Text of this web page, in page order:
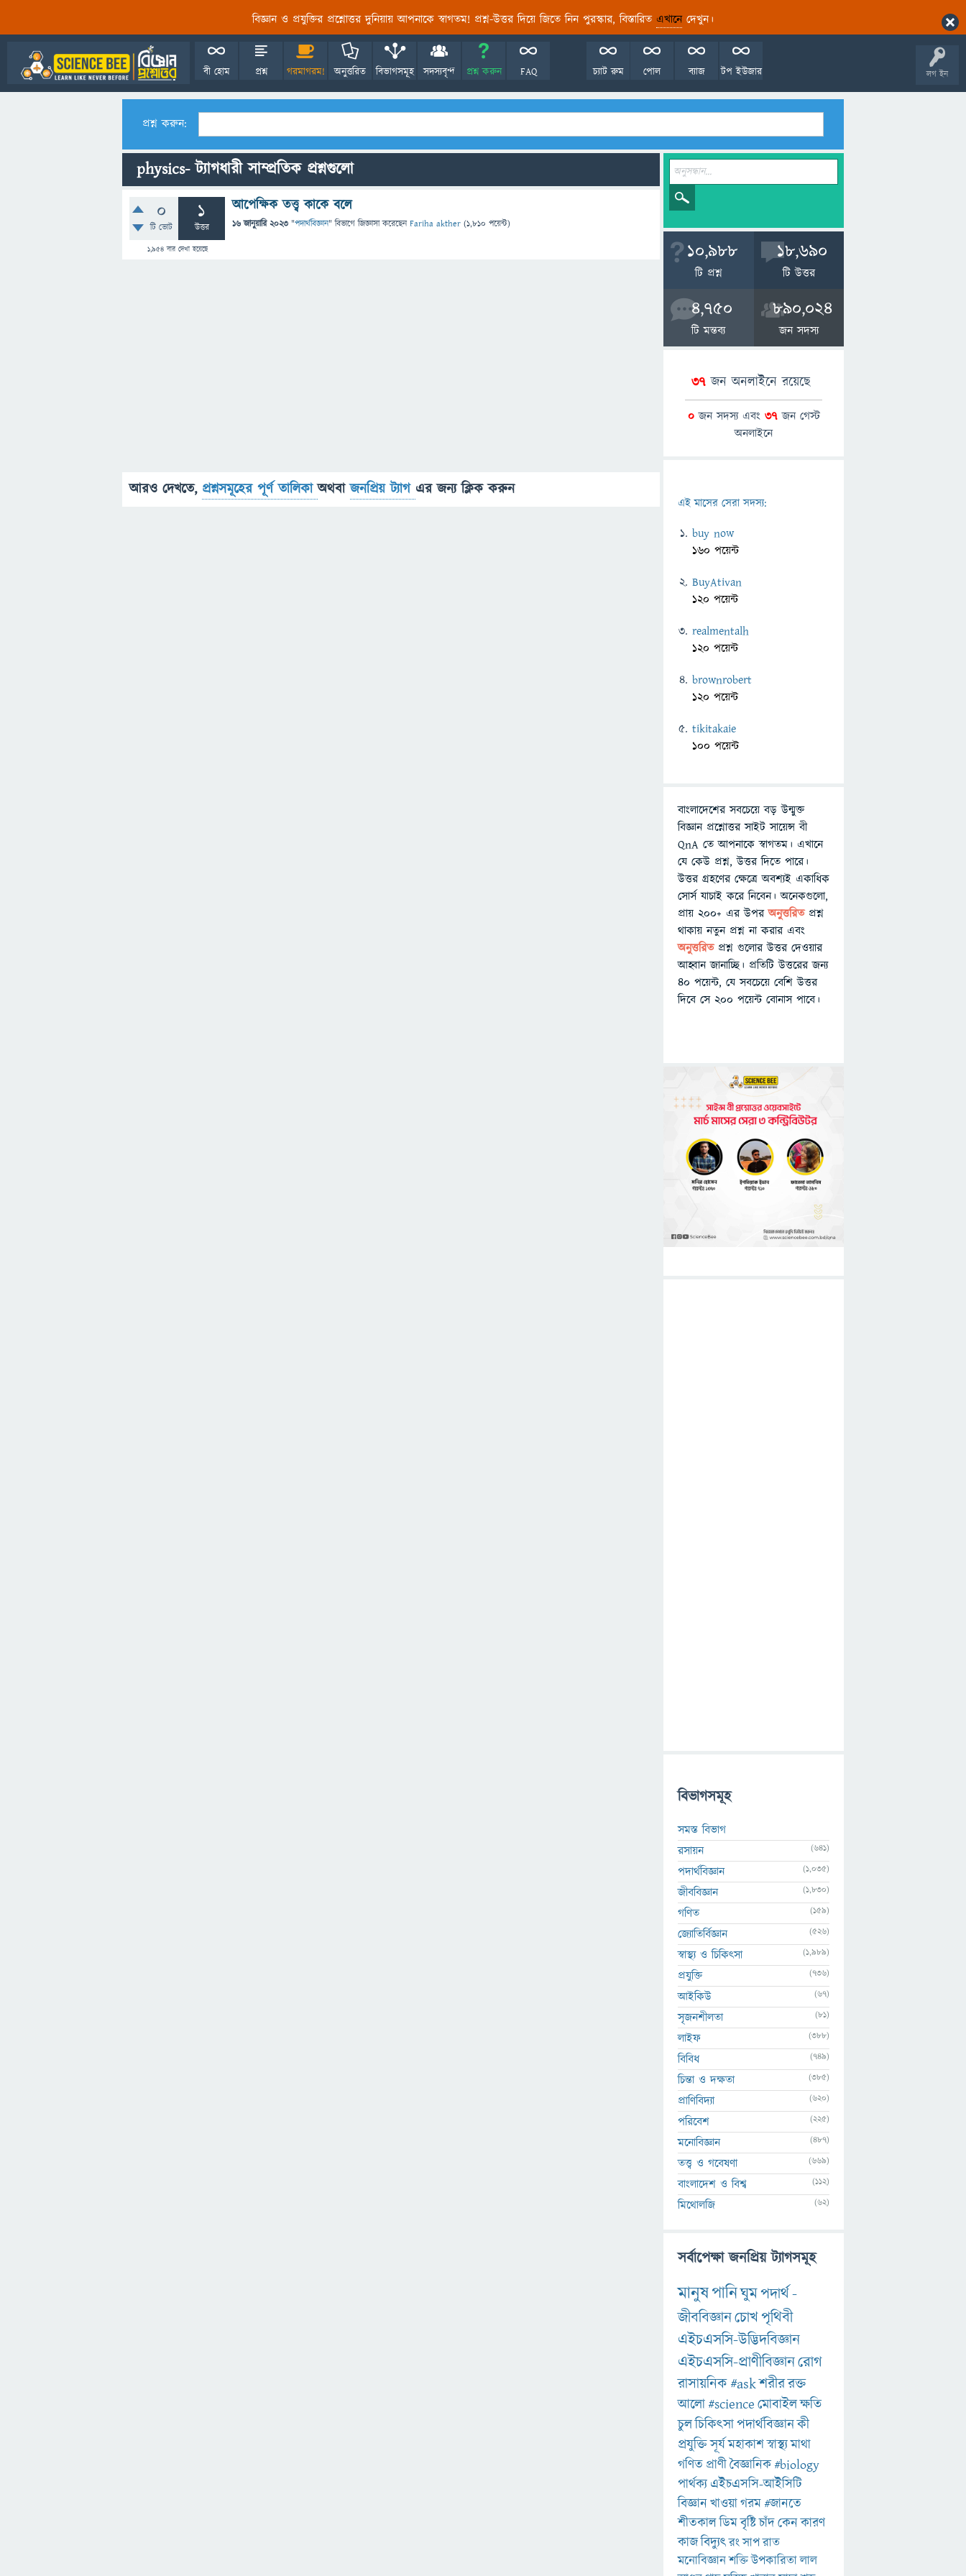
বিজ্ঞান ও প্রযুক্তির প্রশ্নোত্তর দুনিয়ায় আপনাকে স্বাগতম! প্রশ্ন-উত্তর দিয়ে জিতে নিন পুরস্কার, বিস্তারিত এখানেদেখুন।
লগ ইন
বী হোম প্রশ্ন গরমাগরম! অনুত্তরিত বিভাগসমূহ সদস্যবৃন্দ প্রশ্ন করুন FAQ টপ ইউজার
ব্যাজ
পোল
চ্যাট রুম
প্রশ্ন করুন:
physics- ট্যাগধারী সাম্প্রতিক প্রশ্নগুলো
0
টি ভোট
1
উত্তর
1,954বার দেখা হয়েছে
আপেক্ষিক তত্ত্ব কাকে বলে
16 জানুয়ারি 2023 "পদার্থবিজ্ঞান" বিভাগে জিজ্ঞাসাকরেছেনFariha akther (1,810 পয়েন্ট)
আরও দেখতে, প্রশ্নসমূহের পূর্ণ তালিকাঅথবাজনপ্রিয় ট্যাগ এর জন্য ক্লিক করুন
10,988
টি প্রশ্ন
18,690
টি উত্তর
4,750
টি মন্তব্য
890,024
জন সদস্য
37জন অনলাইনে রয়েছে
0জন সদস্য এবং 37জন গেস্ট
অনলাইনে
এই মাসের সেরা সদস্য:
buy now
160 পয়েন্ট
BuyAtivan
120 পয়েন্ট
realmentalh
120 পয়েন্ট
brownrobert
120 পয়েন্ট
tikitakaie
100 পয়েন্ট
বাংলাদেশের সবচেয়ে বড় উন্মুক্ত
বিজ্ঞান প্রশ্নোত্তর সাইট সায়েন্স বী
QnA তে আপনাকে স্বাগতম। এখানে
যে কেউ প্রশ্ন, উত্তর দিতে পারে।
উত্তর গ্রহণের ক্ষেত্রে অবশ্যই একাধিক
সোর্স যাচাই করে নিবেন। অনেকগুলো,
প্রায় ২০০+ এর উপরঅনুত্তরিতপ্রশ্ন
থাকায় নতুন প্রশ্ন না করার এবং
অনুত্তরিত প্রশ্ন গুলোর উত্তর দেওয়ার
আহ্বান জানাচ্ছি। প্রতিটি উত্তরের জন্য
৪০ পয়েন্ট, যে সবচেয়ে বেশি উত্তর
দিবে সে ২০০ পয়েন্ট বোনাস পাবে।
বিভাগসমূহ
সমস্ত বিভাগ
রসায়ন
(641)
পদার্থবিজ্ঞান (1,035)
জীববিজ্ঞান (1,830)
গণিত (159)
জ্যোতির্বিজ্ঞান (526)
স্বাস্থ্য ও চিকিৎসা (1,989)
প্রযুক্তি (736)
আইকিউ (67)
সৃজনশীলতা (81)
লাইফ (388)
বিবিধ (749)
চিন্তা ও দক্ষতা (385)
প্রাণিবিদ্যা (620)
পরিবেশ (225)
মনোবিজ্ঞান (487)
তত্ত্ব ও গবেষণা (669)
বাংলাদেশ ও বিশ্ব (112)
মিথোলজি (62)
সর্বাপেক্ষা জনপ্রিয় ট্যাগসমূহ
মানুষপানিঘুমপদার্থ-
জীববিজ্ঞানচোখপৃথিবী
এইচএসসি-উদ্ভিদবিজ্ঞান
এইচএসসি-প্রাণীবিজ্ঞানরোগ
রাসায়নিক#askশরীররক্ত
আলো#scienceমোবাইলক্ষতি
চুলচিকিৎসাপদার্থবিজ্ঞানকী
প্রযুক্তিসূর্যমহাকাশস্বাস্থ্যমাথা
গণিত প্রাণীবৈজ্ঞানিক#biology
পার্থক্য এইচএসসি-আইসিটি
বিজ্ঞানখাওয়াগরম#জানতে
শীতকালডিমবৃষ্টিচাঁদকেনকারণ
কাজবিদ্যুৎরংসাপরাত
মনোবিজ্ঞানশক্তিউপকারিতালাল